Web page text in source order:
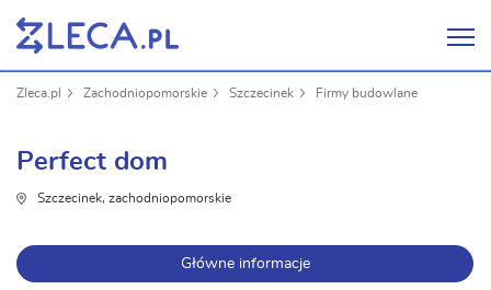
Zleca.pl Zachodniopomorskie Szczecinek Firmy budowlane
Perfect dom
Szczecinek, zachodniopomorskie
Główne informacje